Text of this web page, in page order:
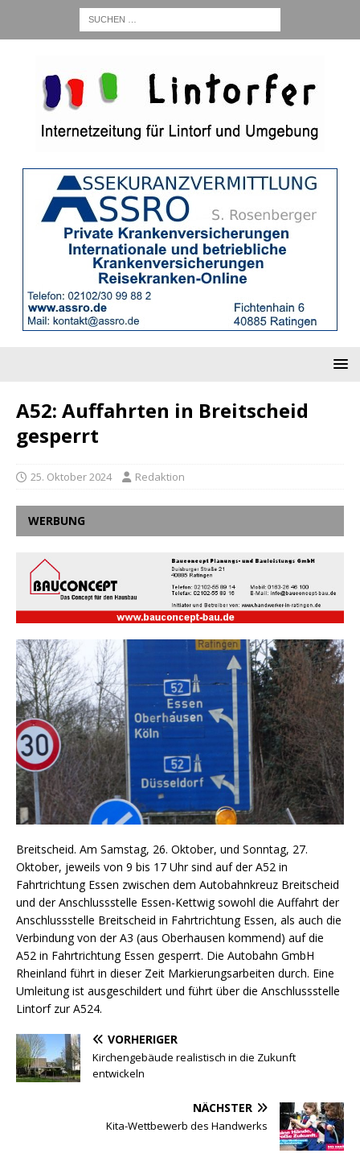
A52: Auffahrten in Breitscheid
gesperrt
25. Oktober 2024 Redaktion
WERBUNG
Breitscheid. Am Samstag, 26. Oktober, und Sonntag, 27.
Oktober, jeweils von 9 bis 17 Uhr sind auf der A52 in
Fahrtrichtung Essen zwischen dem Autobahnkreuz Breitscheid
und der Anschlussstelle Essen-Kettwig sowohl die Auffahrt der
Anschlussstelle Breitscheid in Fahrtrichtung Essen, als auch die
Verbindung von der A3 (aus Oberhausen kommend) auf die
A52 in Fahrtrichtung Essen gesperrt. Die Autobahn GmbH
Rheinland führt in dieser Zeit Markierungsarbeiten durch. Eine
Umleitung ist ausgeschildert und führt über die Anschlussstelle
Lintorf zur A524.
VORHERIGER
Kirchengebäude realistisch in die Zukunft
entwickeln
NÄCHSTER
Kita-Wettbewerb des Handwerks